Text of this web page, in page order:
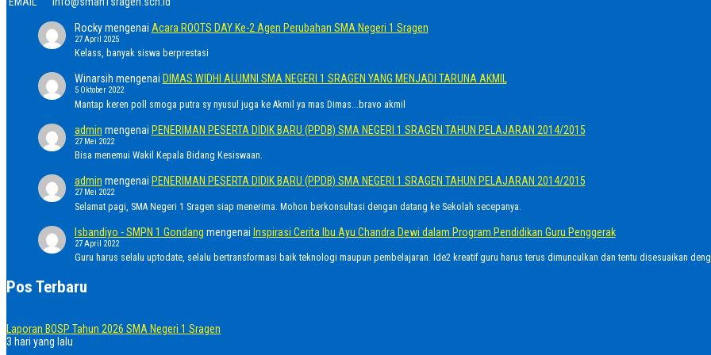
Rockymengenai Acara ROOTS DAY Ke-2 Agen Perubahan SMA Negeri 1 Sragen
27 April 2025
Kelass, banyak siswa berprestasi
Winarsih mengenai DIMAS WIDHI ALUMNI SMA NEGERI 1 SRAGEN YANG MENJADI TARUNA AKMIL
5 Oktober 2022
Mantap keren poll smoga putra sy nyusul juga ke Akmil ya mas Dimas...bravo akmil
admin mengenai PENERIMAN PESERTA DIDIK BARU (PPDB) SMA NEGERI 1 SRAGEN TAHUN PELAJARAN 2014/2015
27 Mei 2022
Bisa menemui Wakil Kepala Bidang Kesiswaan.
admin mengenai PENERIMAN PESERTA DIDIK BARU (PPDB) SMA NEGERI 1 SRAGEN TAHUN PELAJARAN 2014/2015
27 Mei 2022
Selamat pagi, SMA Negeri 1 Sragen siap menerima. Mohon berkonsultasi dengan datang ke Sekolah secepanya.
Isbandiyo - SMPN 1 Gondang mengenai Inspirasi Cerita Ibu Ayu Chandra Dewi dalam Program Pendidikan Guru Penggerak
27 April 2022
Guru harus selalu uptodate, selalu bertransformasi baik teknologi maupun pembelajaran. Ide2 kreatif guru harus terus dimunculkan dan tentu disesuaikan
Pos Terbaru
Laporan BOSP Tahun 2026 SMA Negeri 1 Sragen
3 hari yang lalu